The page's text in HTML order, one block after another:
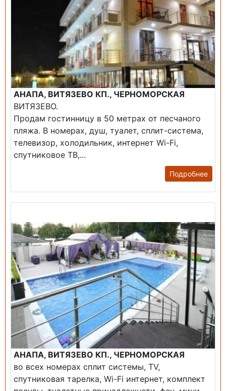
АНАПА, ВИТЯЗЕВО КП., ЧЕРНОМОРСКАЯ
ВИТЯЗЕВО.
Продам гостинницу в 50 метрах от песчаного
пляжа. В номерах, душ, туалет, сплит-система,
телевизор, холодильник, интернет Wi-Fi,
спутниковое ТВ,...
Подробнее
АНАПА, ВИТЯЗЕВО КП., ЧЕРНОМОРСКАЯ
во всех номерах сплит системы, TV,
спутниковая тарелка, Wi-Fi интернет, комплект